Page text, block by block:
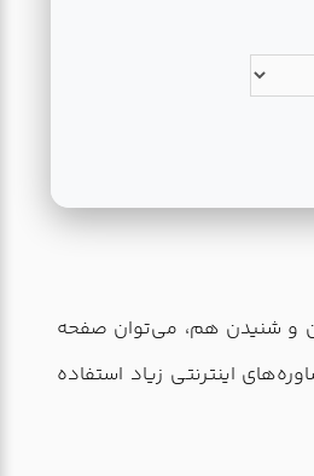
و شنیدن هم، می‌توان صفحه
اینترنتی زیاد استفاده